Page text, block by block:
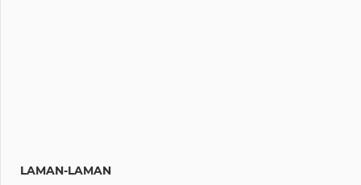
LAMAN-LAMAN